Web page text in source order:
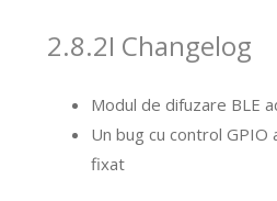
2.8.2I Changelog
Modul de difuzare BLE
Un bug cu control
fixat